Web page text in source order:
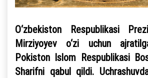
O‘zbekiston Respublikasi
Mirziyoyev o‘zi uchun
Pokiston Islom Respublikasi
Sharifni qabul qildi.